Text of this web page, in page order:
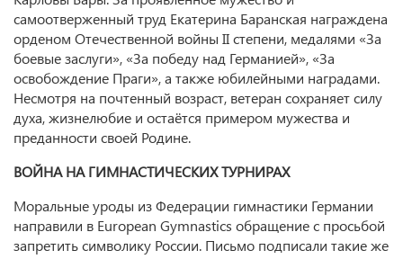
самоотверженный труд Екатерина Баранская награждена
орденом Отечественной войны II степени, медалями «За
боевые заслуги», «За победу над Германией», «За
освобождение Праги», а также юбилейными наградами.
Несмотря на почтенный возраст, ветеран сохраняет силу
духа, жизнелюбие и остаётся примером мужества и
преданности своей Родине.
ВОЙНА НА ГИМНАСТИЧЕСКИХ ТУРНИРАХ
Моральные уроды из Федерации гимнастики Германии
направили в European Gymnastics обращение с просьбой
запретить символику России. Письмо подписали такие же